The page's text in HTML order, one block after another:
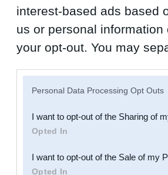
interest-based ads based
us or personal
your opt-out. You may
Downstream Participants
third parties.
Personal Data Processing Opt Outs
I want to opt-out of the Sharing of
Opted In
I want to opt-out of the Sale of my
Opted In